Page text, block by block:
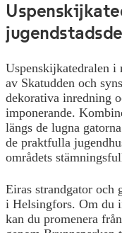
Uspenskijkatedralen i
av Skatudden och
dekorativa inredning
imponerande.
längs de lugna
de praktfulla
områdets
Eiras strandgator och
i Helsingfors. Om du
kan du promenera